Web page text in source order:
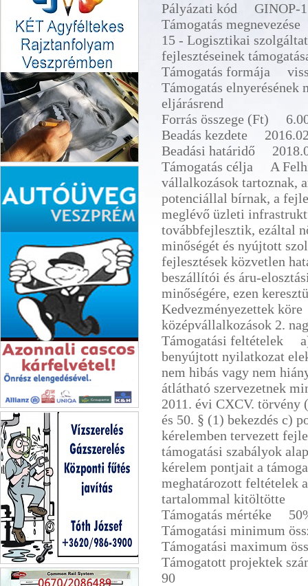
KÉT Agyféletekes
OTI-GLASS KFT.
Tóth József
Pályázati kód GINOP-
Támogatás
15 - Logisztikai
fejlesztéseinek
Támogatás formája
Támogatás
eljárásrend
Forrás összege (Ft)
Beadás kezdete
Beadási határidő
Támogatás célja A
vállalkozások tartoznak,
potenciállal bírnak, a
meglévő üzleti
továbbfejlesztik, ezáltal
minőségét és nyújtott
fejlesztések közvetlen
beszállítói és áru-
minőségére, ezen
Kedvezményezettek
középvállalkozások 2.
Támogatási feltételek
benyújtott nyilatkozat
nem hibás vagy nem
átlátható szervezetnek
2011. évi CXCV. törvény
és 50. § (1) bekezdés c)
kérelemben tervezett
támogatási szabályok
kérelem pontjait a
meghatározott feltételek
tartalommal kitöltötte
Támogatás mértéke
Támogatási minimum
Támogatási maximum
Támogatott projektek
90